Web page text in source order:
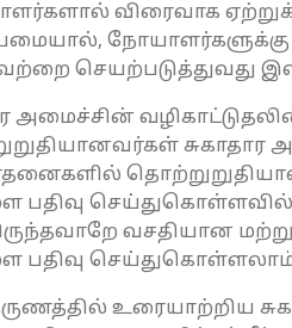
விரைவாக
நோயாளர்களுக்கு
செயற்படுத்துவது
அமைச்சின்
சுகாதார
பதிவு
வசதியான
பதிவு செய்துகொள்ளலாம்.
உரையாற்றிய